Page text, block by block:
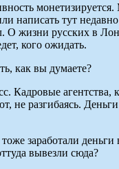
монетизируется.
написать тут
О жизни русских в
кого ожидать.
как вы думаете?
Кадровые агентства,
не разгибаясь.
заработали деньги
вывезли сюда?